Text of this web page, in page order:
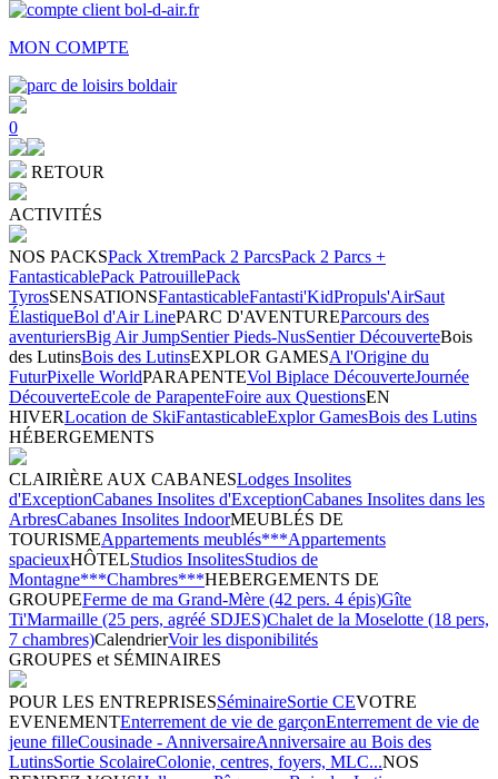
MON COMPTE
0
RETOUR
ACTIVITÉS
NOS PACKSPack XtremPack 2 ParcsPack 2 Parcs +
FantasticablePack PatrouillePack
TyrosSENSATIONSFantasticableFantasti'KidPropuls'AirSaut
ÉlastiqueBol d'Air LinePARC D'AVENTUREParcours des
aventuriersBig Air JumpSentier Pieds-NusSentier DécouverteBois
des LutinsBois des LutinsEXPLOR GAMESA l'Origine du
FuturPixelle WorldPARAPENTEVol Biplace DécouverteJournée
DécouverteEcole de ParapenteFoire aux QuestionsEN
HIVERLocation de SkiFantasticableExplor GamesBois des Lutins
HÉBERGEMENTS
CLAIRIÈRE AUX CABANESLodges Insolites
d'ExceptionCabanes Insolites d'ExceptionCabanes Insolites dans les
ArbresCabanes Insolites IndoorMEUBLÉS DE
TOURISMEAppartements meublés***Appartements
spacieuxHÔTELStudios InsolitesStudios de
Montagne***Chambres***HEBERGEMENTS DE
GROUPEFerme de ma Grand-Mère (42 pers. 4 épis)Gîte
Ti'Marmaille (25 pers, agréé SDJES)Chalet de la Moselotte (18 pers,
7 chambres)CalendrierVoir les disponibilités
GROUPES et SÉMINAIRES
POUR LES ENTREPRISESSéminaireSortie CEVOTRE
EVENEMENTEnterrement de vie de garçonEnterrement de vie de
jeune filleCousinade - AnniversaireAnniversaire au Bois des
LutinsSortie ScolaireColonie, centres, foyers, MLC...NOS